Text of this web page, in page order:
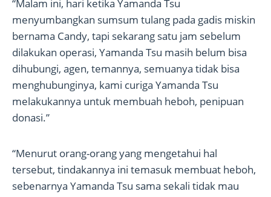
“Malam ini, hari ketika Yamanda Tsu
menyumbangkan sumsum tulang pada gadis miskin
bernama Candy, tapi sekarang satu jam sebelum
dilakukan operasi, Yamanda Tsu masih belum bisa
dihubungi, agen, temannya, semuanya tidak bisa
menghubunginya, kami curiga Yamanda Tsu
melakukannya untuk membuah heboh, penipuan
donasi.”
“Menurut orang-orang yang mengetahui hal
tersebut, tindakannya ini temasuk membuat heboh,
sebenarnya Yamanda Tsu sama sekali tidak mau